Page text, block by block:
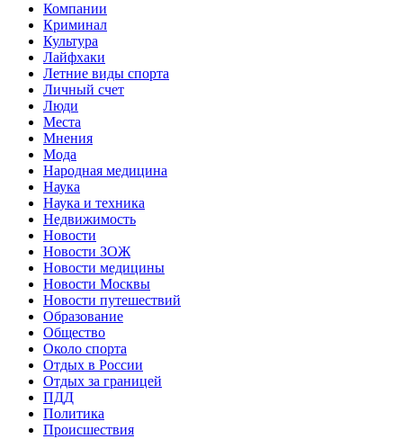
Компании
Криминал
Культура
Лайфхаки
Летние виды спорта
Личный счет
Люди
Места
Мнения
Мода
Народная медицина
Наука
Наука и техника
Недвижимость
Новости
Новости ЗОЖ
Новости медицины
Новости Москвы
Новости путешествий
Образование
Общество
Около спорта
Отдых в России
Отдых за границей
ПДД
Политика
Происшествия